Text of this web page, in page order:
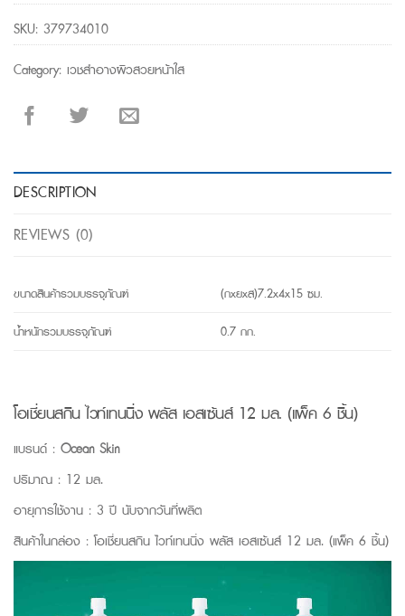
SKU: 379734010
Category: เวชสำอางผิวสวยหน้าใส
DESCRIPTION
REVIEWS (0)
ขนาดสินค้ารวมบรรจุภัณฑ์
(กxยxส)7.2x4x15 ซม.
น้ำหนักรวมบรรจุภัณฑ์
0.7 กก.
โอเชี่ยนสกิน ไวท์เทนนิ่ง พลัส เอสเซ้นส์ 12 มล. (แพ็ค 6 ชิ้น)
แบรนด์ : Ocean Skin
ปริมาณ : 12 มล.
อายุการใช้งาน : 3 ปี นับจากวันที่ผลิต
สินค้าในกล่อง : โอเชี่ยนสกิน ไวท์เทนนิ่ง พลัส เอสเซ้นส์ 12 มล. (แพ็ค 6 ชิ้น)